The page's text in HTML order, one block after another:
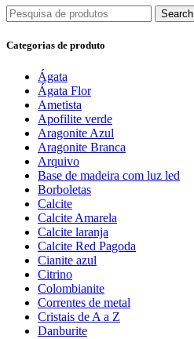
Search
Categorias de produto
Ágata
Ágata Flor
Ametista
Apofilite verde
Aragonite Azul
Aragonite Branca
Arquivo
Base de madeira com luz led
Borboletas
Calcite
Calcite Amarela
Calcite laranja
Calcite Red Pagoda
Cianite azul
Citrino
Colombianite
Correntes de metal
Cristais de A a Z
Danburite